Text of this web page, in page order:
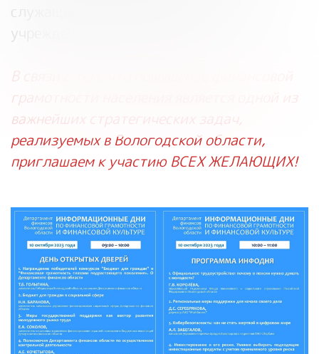
служащие, посетители бюджетных
учреждений, пенсионеры).
В связи с тем, что повышение финансовой
грамотности населения является одной из
важнейших стратегических задач,
реализуемых в Вологодской области,
приглашаем к участию ВСЕХ ЖЕЛАЮЩИХ!